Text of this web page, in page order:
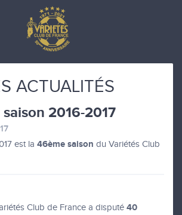
ACTUALITÉS
2016-2017
est la 46ème saison du Variétés Club
Club de France a disputé 40